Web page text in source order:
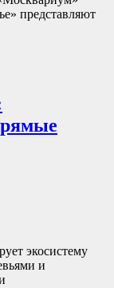
представляют
экосистему
и